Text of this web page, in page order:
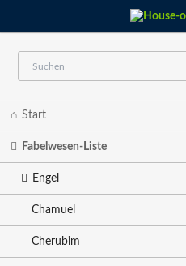
Start
Fabelwesen-Liste
Engel
Chamuel
Cherubim